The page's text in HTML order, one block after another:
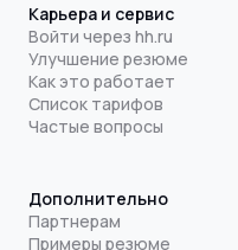
Карьера и сервис
Войти через hh.ru
Улучшение резюме
Как это работает
Список тарифов
Частые вопросы
Дополнительно
Партнерам
Примеры резюме